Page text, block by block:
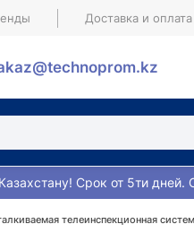
Доставка и оплата
Срок от 5ти дней.
телеинспекционная